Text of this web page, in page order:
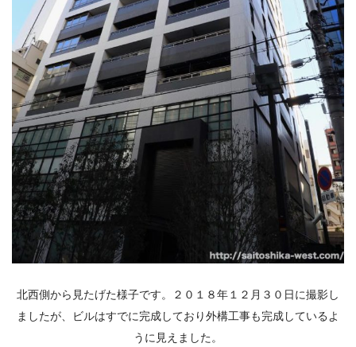
北西側から見たげた様子です。２０１８年１２月３０日に撮影し
ましたが、ビルはすでに完成しており外構工事も完成しているよ
うに見えました。